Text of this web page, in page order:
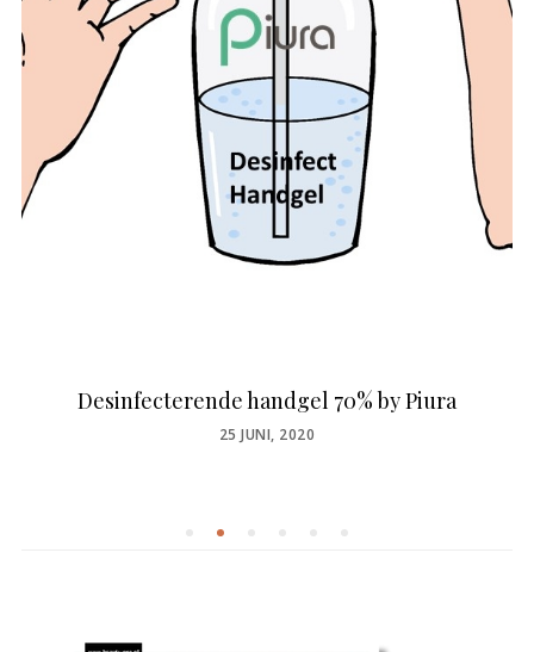
Desinfecterende handgel 70% by Piura
POSTED
25 JUNI, 2020